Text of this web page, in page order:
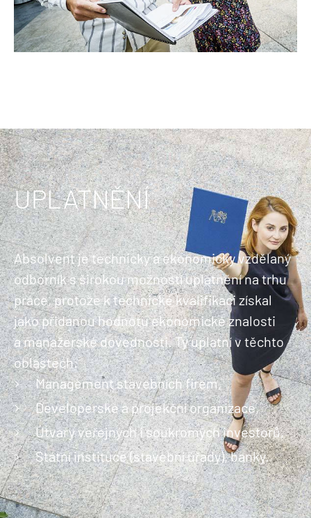
UPLATNĚNÍ
Absolvent je technicky a ekonomicky vzdělaný
odborník s širokou možností uplatnění na trhu
práce, protože k technické kvalifikaci získal
jako přidanou hodnotu ekonomické znalosti
a manažerské dovednosti. Ty uplatní v těchto
oblastech:
Management stavebních firem,
Developerské a projekční organizace,
Útvary veřejných i soukromých investorů,
Státní instituce (stavební úřady), banky.